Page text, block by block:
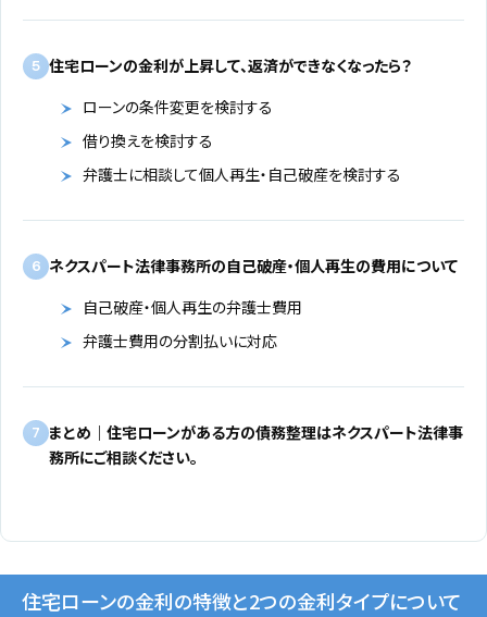
5 住宅ローンの金利が上昇して、返済ができなくなったら？
ローンの条件変更を検討する
借り換えを検討する
弁護士に相談して個人再生・自己破産を検討する
6 ネクスパート法律事務所の自己破産・個人再生の費用について
自己破産・個人再生の弁護士費用
弁護士費用の分割払いに対応
7 まとめ｜住宅ローンがある方の債務整理はネクスパート法律事
務所にご相談ください。
住宅ローンの金利の特徴と2つの金利タイプについて